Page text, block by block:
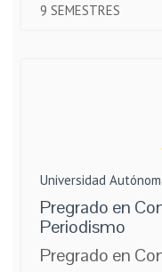
9 SEMESTRES
Universidad
Pregrado en
Periodismo
Pregrado en